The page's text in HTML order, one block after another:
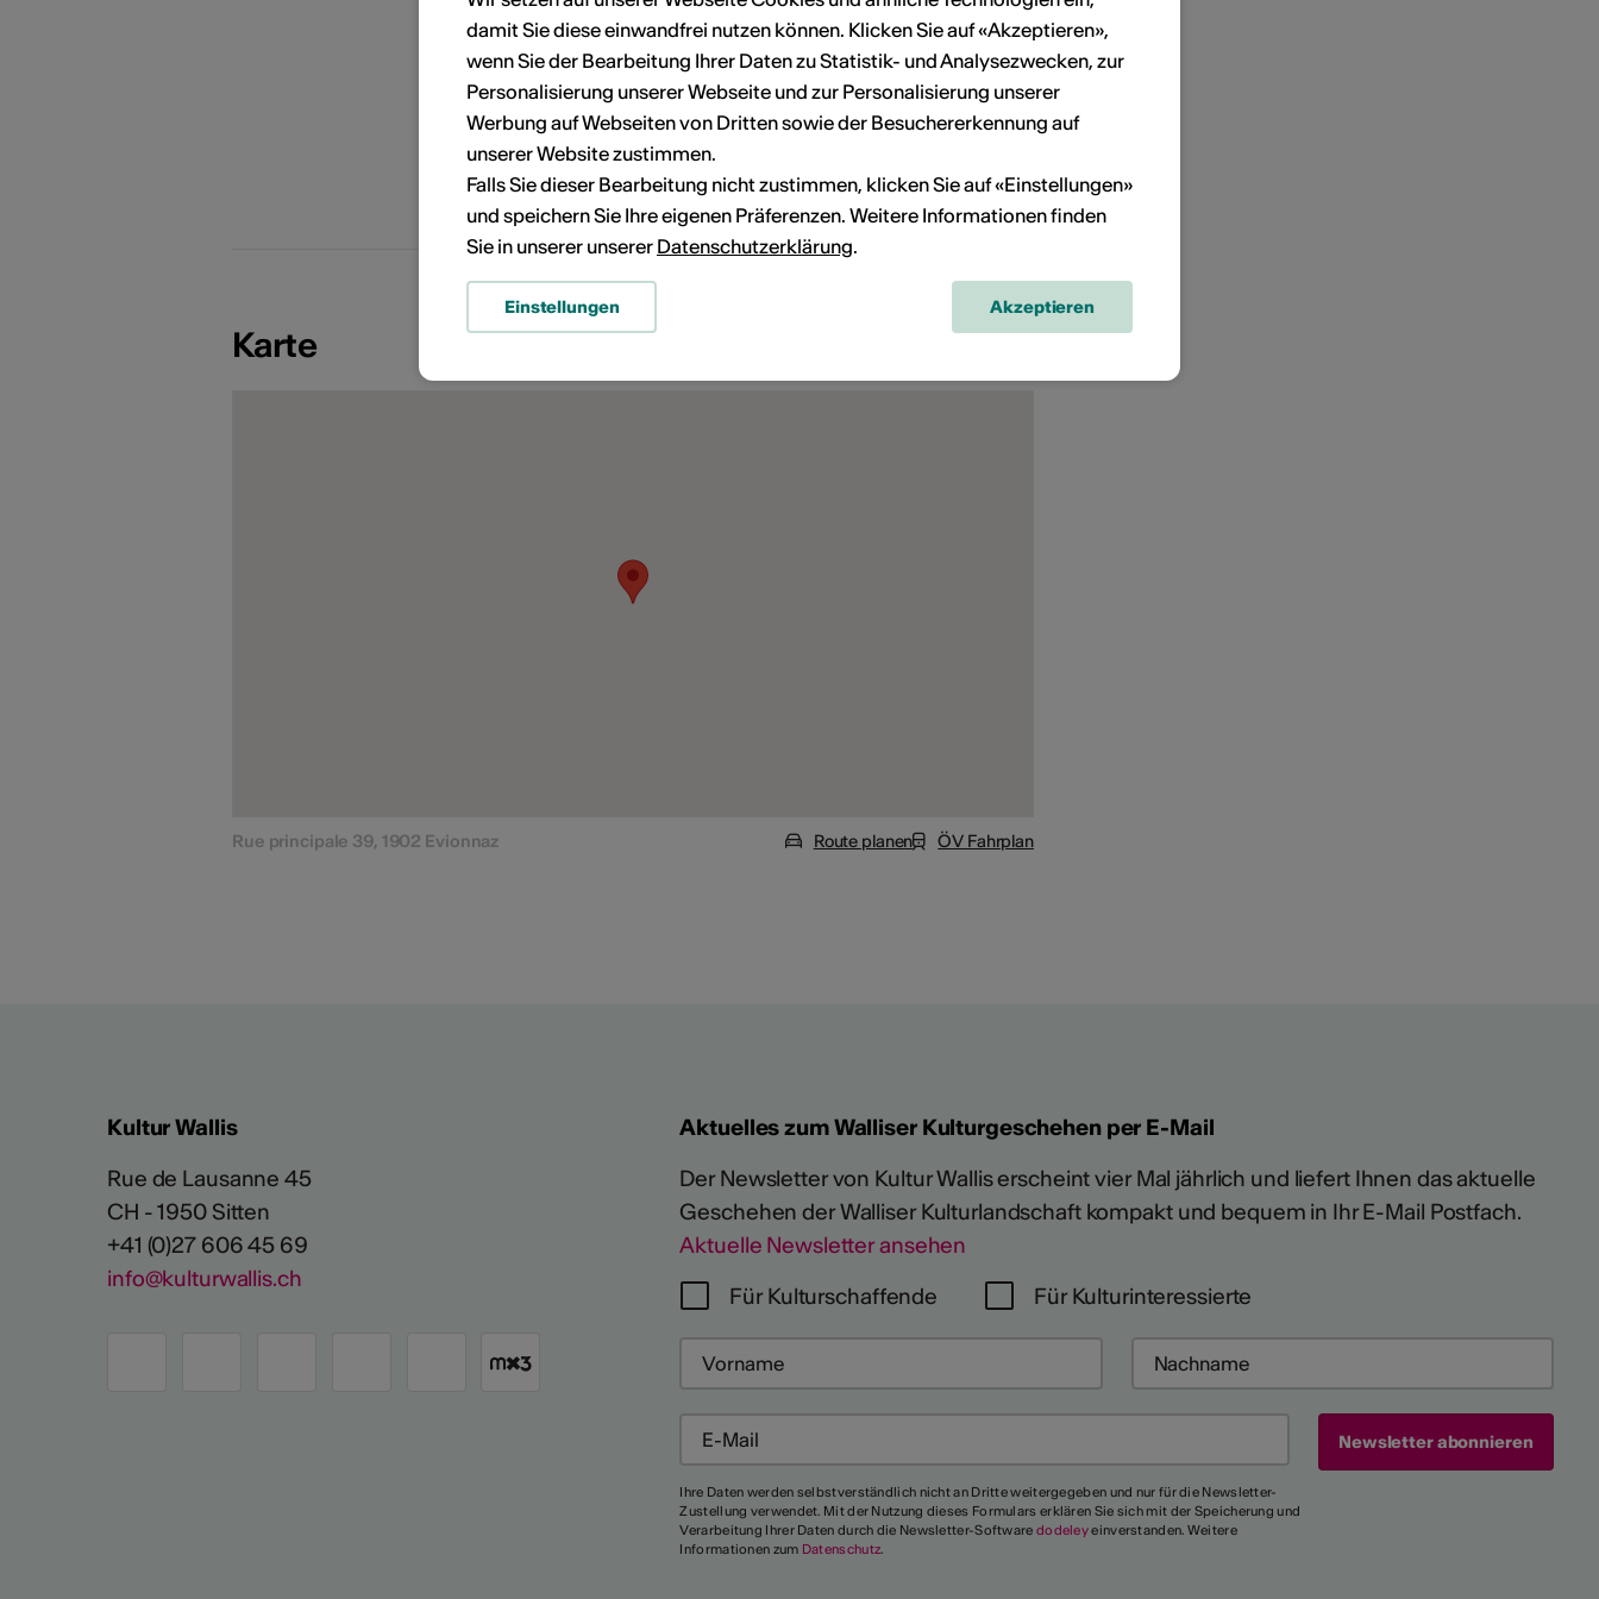
04.09.2026
LE BOURRU BIENFAISANT
05.09.2026
LE BOURRU BIENFAISANT
Karte
Rue principale 39, 1902 Evionnaz Route planen ÖV Fahrplan
Kultur Wallis
Rue de Lausanne 45
CH - 1950 Sitten
+41 (0)27 606 45 69
info@kulturwallis.ch
Aktuelles zum Walliser Kulturgeschehen per E-Mail
Der Newsletter von Kultur Wallis erscheint vier Mal jährlich und liefert Ihnen das aktuelle
Geschehen der Walliser Kulturlandschaft kompakt und bequem in Ihr E-Mail Postfach.
Aktuelle Newsletter ansehen
Für Kulturschaffende
Für Kulturinteressierte
Ihre Daten werden selbstverständlich nicht an Dritte weitergegeben und nur für die Newsletter-
Zustellung verwendet. Mit der Nutzung dieses Formulars erklären Sie sich mit der Speicherung und
Verarbeitung Ihrer Daten durch die Newsletter-Software dodeleyeinverstanden. Weitere
Informationen zum Datenschutz.
damit Sie diese einwandfrei nutzen können. Klicken Sie auf «Akzeptieren»,
wenn Sie der Bearbeitung Ihrer Daten zu Statistik- und Analysezwecken, zur
Personalisierung unserer Webseite und zur Personalisierung unserer
Werbung auf Webseiten von Dritten sowie der Besuchererkennung auf
unserer Website zustimmen.
Falls Sie dieser Bearbeitung nicht zustimmen, klicken Sie auf «Einstellungen»
und speichern Sie Ihre eigenen Präferenzen. Weitere Informationen finden
Sie in unserer unserer Datenschutzerklärung.
Einstellungen Akzeptieren